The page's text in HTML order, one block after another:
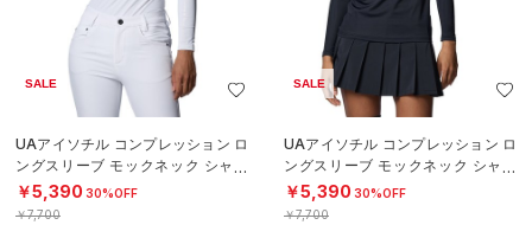
SALE
UAアイソチル コンプレッション ロ
ングスリーブ モックネック シャツ
（ゴルフ/WOMEN）
￥5,390 30%OFF
￥7,700
SALE
UAアイソチル コンプレッション ロ
ングスリーブ モックネック シャツ
（ゴルフ/WOMEN）
￥5,390 30%OFF
￥7,700